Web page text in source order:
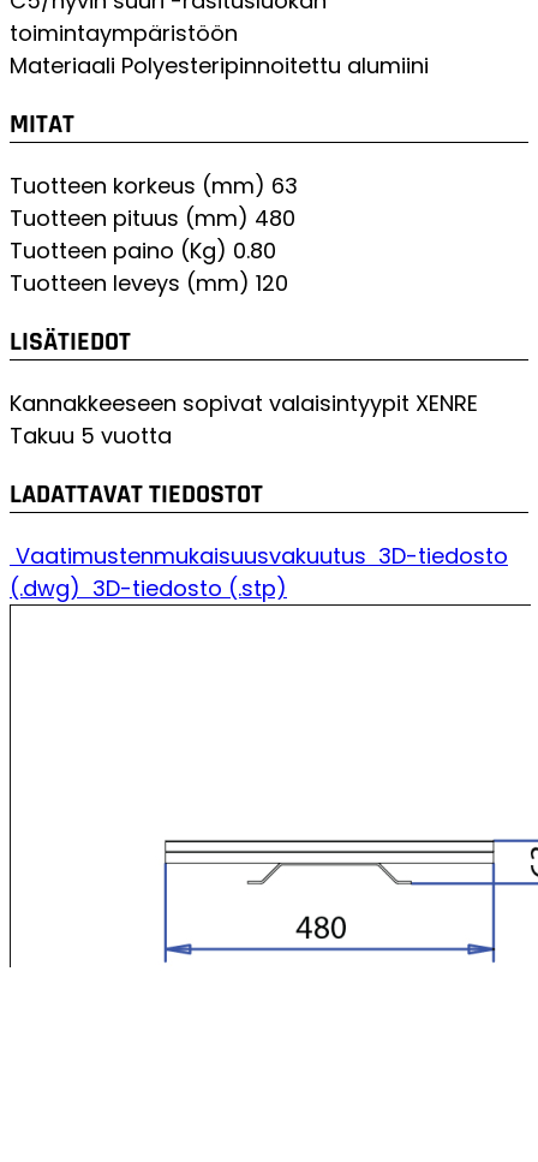
toimintaympäristöön
Materiaali Polyesteripinnoitettu alumiini
MITAT
Tuotteen korkeus (mm) 63
Tuotteen pituus (mm) 480
Tuotteen paino (Kg) 0.80
Tuotteen leveys (mm) 120
LISÄTIEDOT
Kannakkeeseen sopivat valaisintyypit XENRE
Takuu 5 vuotta
LADATTAVAT TIEDOSTOT
Vaatimustenmukaisuusvakuutus
(.dwg) 3D-tiedosto (.stp)